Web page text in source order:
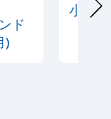
ド
)
小型